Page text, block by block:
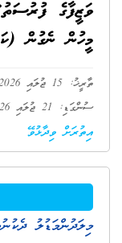
ވަޒީފާގެ
މީހުން ނެގުން
ތާރީޚު: 15 ޖުލައި 2026
ސުންގަޑި: 21 ޖުލައި 2026 13:00
އިތުރަށް ވިދާޅުވޭ
މިލަދުންމަޑުލު